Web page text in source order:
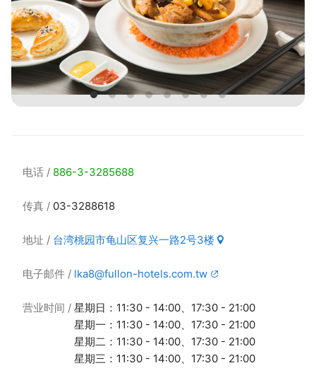
电话 886-3-3285688
传真 03-3288618
地址 台湾桃园市龟山区复兴一路2号3楼
电子邮件 lka8@fullon-hotels.com.tw
营业时间
星期日：11:30 - 14:00、17:30 - 21:00
星期一：11:30 - 14:00、17:30 - 21:00
星期二：11:30 - 14:00、17:30 - 21:00
星期三：11:30 - 14:00、17:30 - 21:00